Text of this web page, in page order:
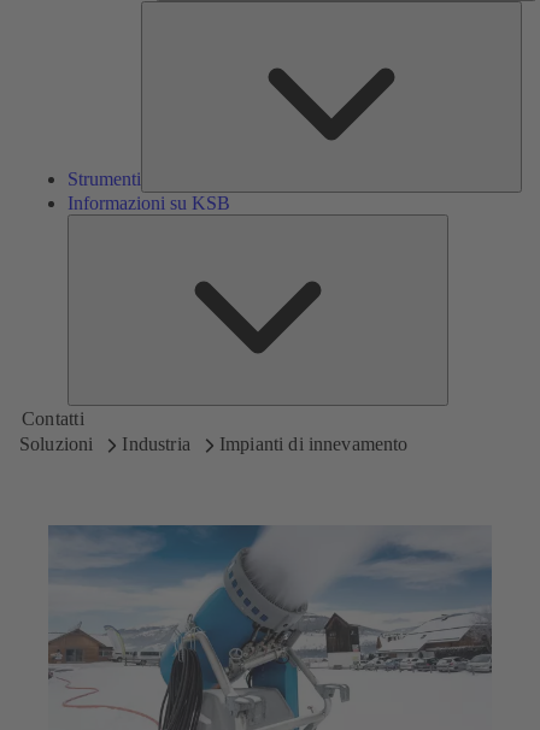
Strumenti
Informazioni su KSB
Contatti
Soluzioni
Industria Impianti di innevamento